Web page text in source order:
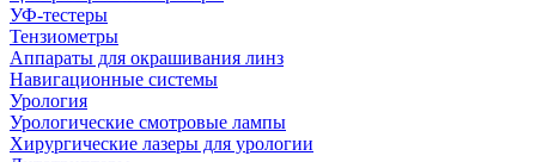
УФ-тестеры
Тензиометры
Аппараты для окрашивания линз
Навигационные системы
Урология
Урологические смотровые лампы
Хирургические лазеры для урологии